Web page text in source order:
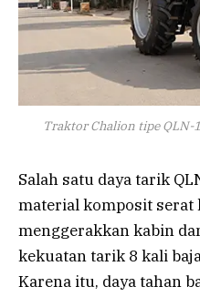
Traktor Chalion tipe QLN-
Salah satu daya tarik
material komposit
menggerakkan kabin
kekuatan tarik 8 kali
Karena itu, daya tahan